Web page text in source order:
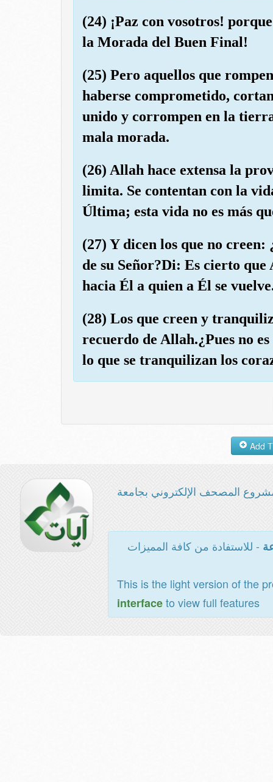
(24) ¡Paz con vosotros!
la Morada del Buen Final!
(25) Pero aquellos que
haberse comprometido,
unido y corrompen en la
mala morada.
(26) Allah hace extensa la
limita. Se contentan con la
Última; esta vida no es más
(27) Y dicen los que no creen:
de su Señor?Di: Es cierto
hacia Él a quien a Él se
(28) Los que creen y
recuerdo de Allah.¿Pues no
lo que se tranquilizan los
المصحف الإلكتروني بجامعة
- للاستفادة من كافة المميزات
This is the light version of the
interfaceto view full features